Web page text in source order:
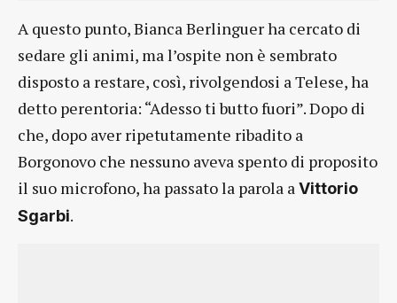
A questo punto, Bianca Berlinguer ha cercato di
sedare gli animi, ma l’ospite non è sembrato
disposto a restare, così, rivolgendosi a Telese, ha
detto perentoria: “Adesso ti butto fuori”. Dopo di
che, dopo aver ripetutamente ribadito a
Borgonovo che nessuno aveva spento di proposito
il suo microfono, ha passato la parola aVittorio
Sgarbi.